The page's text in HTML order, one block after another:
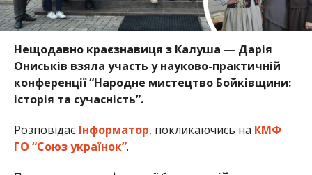
Нещодавно краєзнавиця з Калуша — Дарія
Ониськів взяла участь у науково-практичній
конференції “Народне мистецтво Бойківщини:
історія та сучасність”.
РозповідаєІнформатор, покликаючись на КМФ
ГО “Союз українок”.